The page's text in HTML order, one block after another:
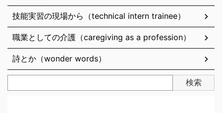
技能実習の現場から（technical intern trainee）
職業としての介護（caregiving as a profession）
詩とか（wonder words）
検索